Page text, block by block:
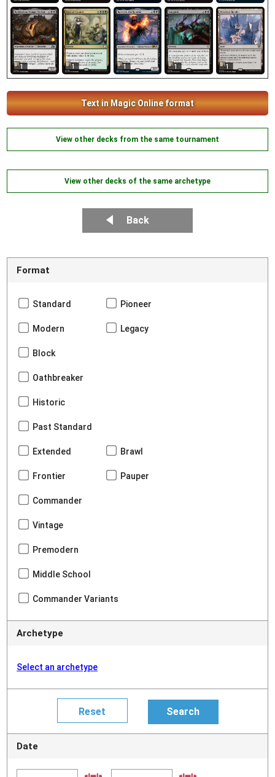
1 1 1 1 1
Text in Magic Online format
View other decks from the same tournament
View other decks of the same archetype
Back
Format
Standard Pioneer
Modern Legacy
Block
Oathbreaker
Historic
Past Standard
Extended Brawl
Frontier Pauper
Commander
Vintage
Premodern
Middle School
Commander Variants
Archetype
Select an archetype
Date